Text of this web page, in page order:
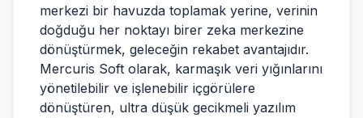
merkezi bir havuzda toplamak yerine, verinin
doğduğu her noktayı birer zeka merkezine
dönüştürmek, geleceğin rekabet avantajıdır.
Mercuris Soft olarak, karmaşık veri yığınlarını
yönetilebilir ve işlenebilir içgörülere
dönüştüren, ultra düşük gecikmeli yazılım